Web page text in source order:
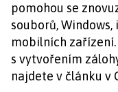
pomohou se
souborů,
mobilních zařízení.
s vytvořením
najdete v článku v